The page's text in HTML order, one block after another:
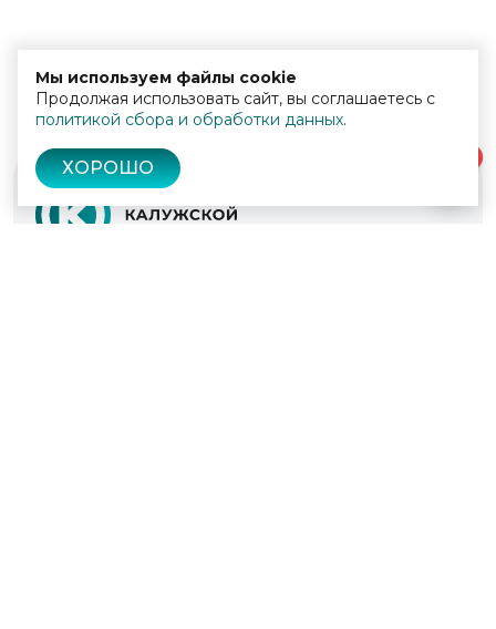
Мы используем файлы cookie
Продолжая использовать сайт, вы соглашаетесь с
политикой сбора и обработки данных.
ХОРОШО